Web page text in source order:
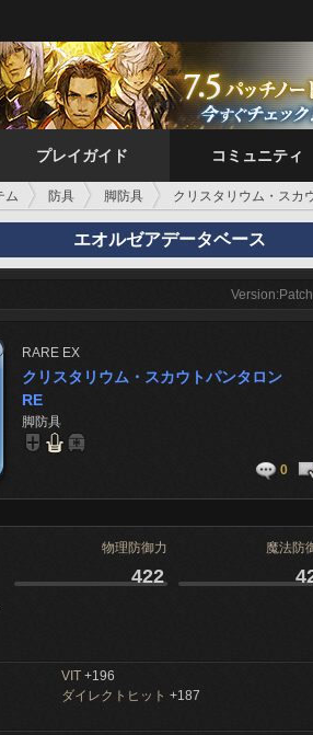
プレイガイド コミュニティ
ム 防具 脚防具 クリスタリウム・スカ
エオルゼアデータベース
RARE EX
クリスタリウム・スカウトパンタロン
RE
脚防具
0
物理防御力 魔法防
422
VIT +196
ダイレクトヒット +187